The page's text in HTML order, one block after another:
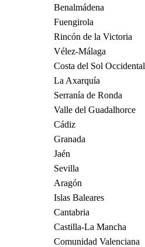
Benalmádena
Fuengirola
Rincón de la Victoria
Vélez-Málaga
Costa del Sol Occidental
La Axarquía
Serranía de Ronda
Valle del Guadalhorce
Cádiz
Granada
Jaén
Sevilla
Aragón
Islas Baleares
Cantabria
Castilla-La Mancha
Comunidad Valenciana